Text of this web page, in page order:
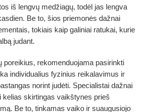
iš lengvų medžiagų, todėl jas lengva
Be to, šios priemonės dažnai
tokiais kaip galiniai ratukai, kurie
judant.
poreikius, rekomenduojama pasirinkti
individualius fyzinius reikalavimus ir
norint judėti. Specialistai dažnai
kelias skirtingas vaikštynes prieš
Be to, tinkamas vaiko ir suaugusiojo